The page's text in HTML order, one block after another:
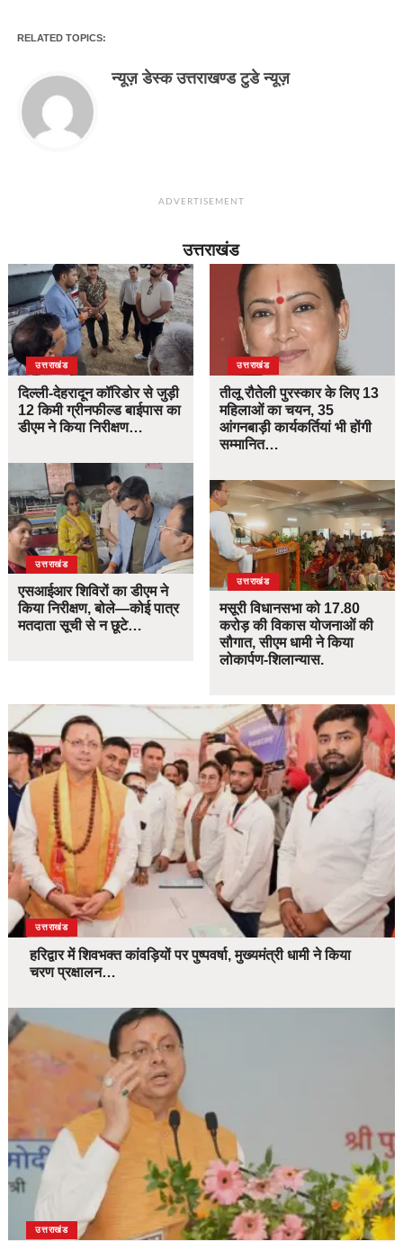
RELATED TOPICS:
न्यूज़ डेस्क उत्तराखण्ड टुडे न्यूज़
ADVERTISEMENT
उत्तराखंड
उत्तराखंड
दिल्ली-देहरादून कॉरिडोर से जुड़ी
12 किमी ग्रीनफील्ड बाईपास का
डीएम ने किया निरीक्षण…
उत्तराखंड
एसआईआर शिविरों का डीएम ने
किया निरीक्षण, बोले—कोई पात्र
मतदाता सूची से न छूटे…
उत्तराखंड
तीलू रौतेली पुरस्कार के लिए 13
महिलाओं का चयन, 35
आंगनबाड़ी कार्यकर्तियां भी होंगी
सम्मानित…
उत्तराखंड
मसूरी विधानसभा को 17.80
करोड़ की विकास योजनाओं की
सौगात, सीएम धामी ने किया
लोकार्पण-शिलान्यास.
उत्तराखंड
हरिद्वार में शिवभक्त कांवड़ियों पर पुष्पवर्षा, मुख्यमंत्री धामी ने किया
चरण प्रक्षालन…
उत्तराखंड